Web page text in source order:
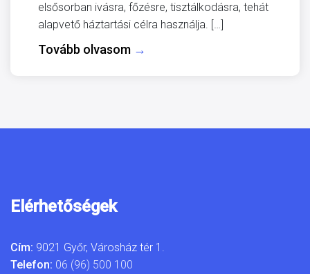
elsősorban ivásra, főzésre, tisztálkodásra, tehát
alapvető háztartási célra használja. […]
Tovább olvasom →
Elérhetőségek
Cím: 9021 Győr, Városház tér 1.
Telefon: 06 (96) 500 100